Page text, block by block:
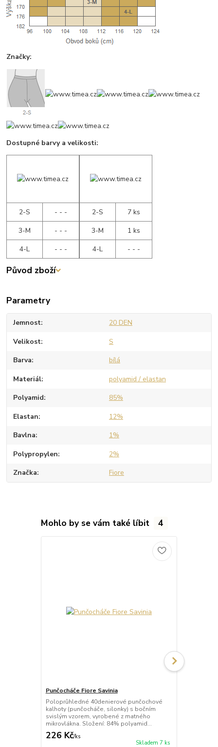
Značky:
Dostupné barvy a velikosti:
2-S
- - -
3-M
- - -
4-L
- - -
2-S
7 ks
3-M
1 ks
4-L
- - -
Původ zboží
Parametry
Jemnost 20 DEN
Velikost S
Barva bílá
Materiál polyamid / elastan
Polyamid 85%
Elastan 12%
Bavlna 1%
Polypropylen 2%
Značka Fiore
Mohlo by se vám také líbit 4
Punčocháče Fiore Savinia
Poloprůhledné 40denierové punčochové
kalhoty (punčocháče, silonky) s bočním
svislým vzorem, vyrobené z matného
mikrovlákna. Složení: 84% polyamid...
226 Kč/ks
Skladem 7 ks